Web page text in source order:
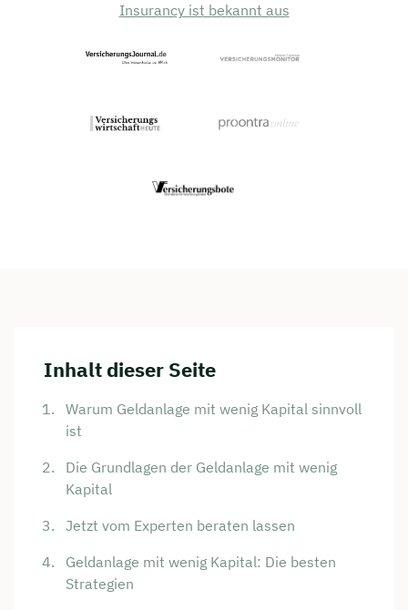
Insurancy ist bekannt aus
Inhalt dieser Seite
Warum Geldanlage mit wenig Kapital sinnvoll
ist
Die Grundlagen der Geldanlage mit wenig
Kapital
Jetzt vom Experten beraten lassen
Geldanlage mit wenig Kapital: Die besten
Strategien